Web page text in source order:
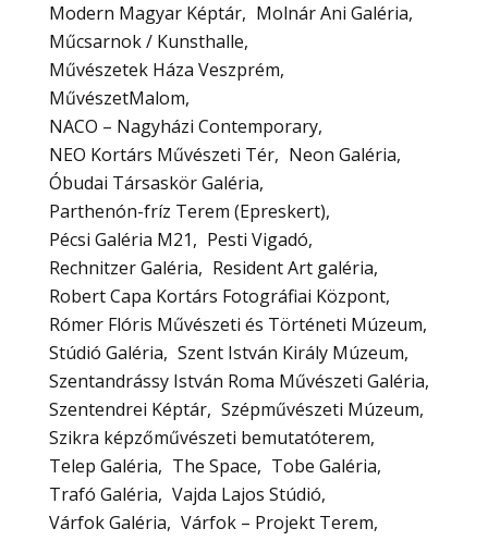
Modern Magyar Képtár
Molnár Ani Galéria
Műcsarnok / Kunsthalle
Művészetek Háza Veszprém
MűvészetMalom
NACO – Nagyházi Contemporary
NEO Kortárs Művészeti Tér
Neon Galéria
Óbudai Társaskör Galéria
Parthenón-fríz Terem (Epreskert)
Pécsi Galéria M21
Pesti Vigadó
Rechnitzer Galéria
Resident Art galéria
Robert Capa Kortárs Fotográfiai Központ
Rómer Flóris Művészeti és Történeti Múzeum
Stúdió Galéria
Szent István Király Múzeum
Szentandrássy István Roma Művészeti Galéria
Szentendrei Képtár Szépművészeti Múzeum
Szikra képzőművészeti bemutatóterem
Telep Galéria
The Space
Tobe Galéria
Trafó Galéria
Vajda Lajos Stúdió
Várfok Galéria
Várfok – Projekt Terem